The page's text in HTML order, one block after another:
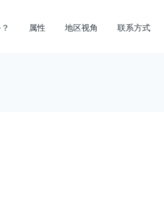
属性 地区视角 联系方式